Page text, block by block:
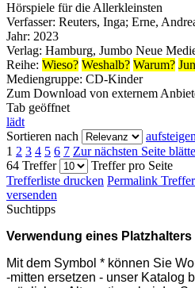
Hörspiele für die Allerkleinsten
Verfasser: Reuters, Inga; Erne,
Jahr: 2023
Verlag: Hamburg, Jumbo Neue
Reihe: Wieso? Weshalb? Warum?
Mediengruppe: CD-Kinder
Zum Download von externem
Tab geöffnet
lädt
Sortieren nach
1 2 3 4 5 6 7 Zur nächsten Seite
64 Treffer
Treffer pro Seite
Trefferliste drucken Permalink
versenden
Suchtipps
Verwendung eines Platzhalters
Mit dem Symbol * können Sie
-mitten ersetzen - unser Katalog